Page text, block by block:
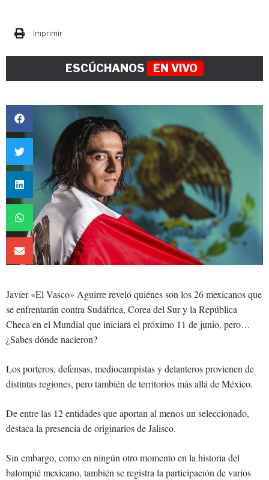
Imprimir
ESCÚCHANOS EN VIVO
Javier «El Vasco» Aguirre reveló quiénes son los 26 mexicanos que
se enfrentarán contra Sudáfrica, Corea del Sur y la República
Checa en el Mundial que iniciará el próximo 11 de junio, pero…
¿Sabes dónde nacieron?
Los porteros, defensas, mediocampistas y delanteros provienen de
distintas regiones, pero también de territorios más allá de México.
De entre las 12 entidades que aportan al menos un seleccionado,
destaca la presencia de originarios de Jalisco.
Sin embargo, como en ningún otro momento en la historia del
balompié mexicano, también se registra la participación de varios